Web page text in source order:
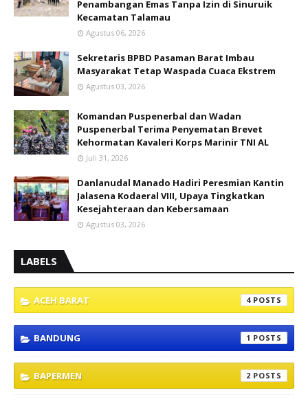
Penambangan Emas Tanpa Izin di Sinuruik
Kecamatan Talamau
Agustus 06, 2026
Sekretaris BPBD Pasaman Barat Imbau
Masyarakat Tetap Waspada Cuaca Ekstrem
Agustus 03, 2026
Komandan Puspenerbal dan Wadan
Puspenerbal Terima Penyematan Brevet
Kehormatan Kavaleri Korps Marinir TNI AL
Juli 31, 2026
Danlanudal Manado Hadiri Peresmian Kantin
Jalasena Kodaeral VIII, Upaya Tingkatkan
Kesejahteraan dan Kebersamaan
Agustus 03, 2026
LABELS
ACEH BARAT 4
BANDUNG 1
BAPERMEN 2